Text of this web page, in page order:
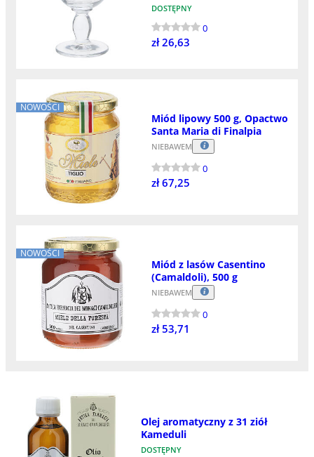
DOSTĘPNY
0
zł 26,63
NOWOŚCI
Miód lipowy 500 g, Opactwo
Santa Maria di Finalpia
NIEBAWEM
0
zł 67,25
NOWOŚCI
Miód z lasów Casentino
(Camaldoli), 500 g
NIEBAWEM
0
zł 53,71
Olej aromatyczny z 31 ziół
Kameduli
DOSTĘPNY